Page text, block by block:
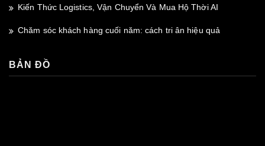
Kiến Thức Logistics, Vận Chuyển Và Mua Hộ Thời AI
Chăm sóc khách hàng cuối năm: cách tri ân hiệu quả
BẢN ĐỒ